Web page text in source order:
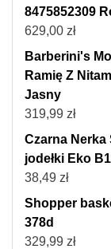
8475852309
629,00 zł
Barberini's
Ramię Z
Jasny
319,99 zł
Czarna
jodełki Eko
38,49 zł
Shopper
378d
329,99 zł